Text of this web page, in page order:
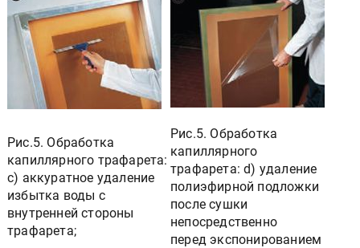
Рис.5. Обработка
капиллярного трафарета:
c) аккуратное удаление
избытка воды с
внутренней стороны
трафарета;
Рис.5. Обработка
капиллярного
трафарета:d) удаление
полиэфирной подложки
после сушки
непосредственно
перед экспонированием